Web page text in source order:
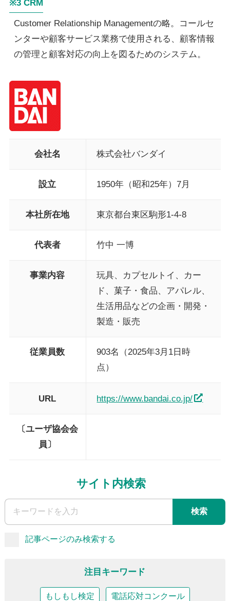
※3 CRM
Customer Relationship Managementの略。コールセ
ンターや顧客サービス業務で使用される、顧客情報
の管理と顧客対応の向上を図るためのシステム。
会社名 株式会社バンダイ
設立 1950年（昭和25年）7月
本社所在地 東京都台東区駒形1-4-8
代表者 竹中 一博
事業内容
玩具、カプセルトイ、カー
ド、菓子・食品、アパレル、
生活用品などの企画・開発・
製造・販売
従業員数
903名（2025年3月1日時
点）
URL https://www.bandai.co.jp/
〔ユーザ協会会
員〕
サイト内検索
検索
記事ページのみ検索する
注目キーワード
もしもし検定 電話応対コンクール